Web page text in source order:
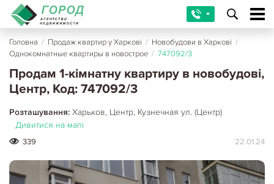
Головна / Продаж квартир у Харкові / Новобудови в Харкові /
Однокомнатные квартиры в новострое / 747092/3
Продам 1-кімнатну квартиру в новобудові,
Центр, Код: 747092/3
Розташування: Харьков, Центр, Кузнечная ул. (Центр)
Дивитися на мапі
339 22.01.24